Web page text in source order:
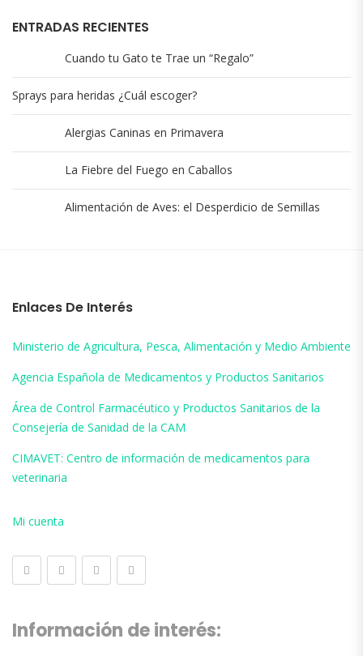
ENTRADAS RECIENTES
Cuando tu Gato te Trae un “Regalo”
Sprays para heridas ¿Cuál escoger?
Alergias Caninas en Primavera
La Fiebre del Fuego en Caballos
Alimentación de Aves: el Desperdicio de Semillas
Enlaces De Interés
Ministerio de Agricultura, Pesca, Alimentación y Medio Ambiente
Agencia Española de Medicamentos y Productos Sanitarios
Área de Control Farmacéutico y Productos Sanitarios de la
Consejería de Sanidad de la CAM
CIMAVET: Centro de información de medicamentos para
veterinaria
Mi cuenta
Información de interés: